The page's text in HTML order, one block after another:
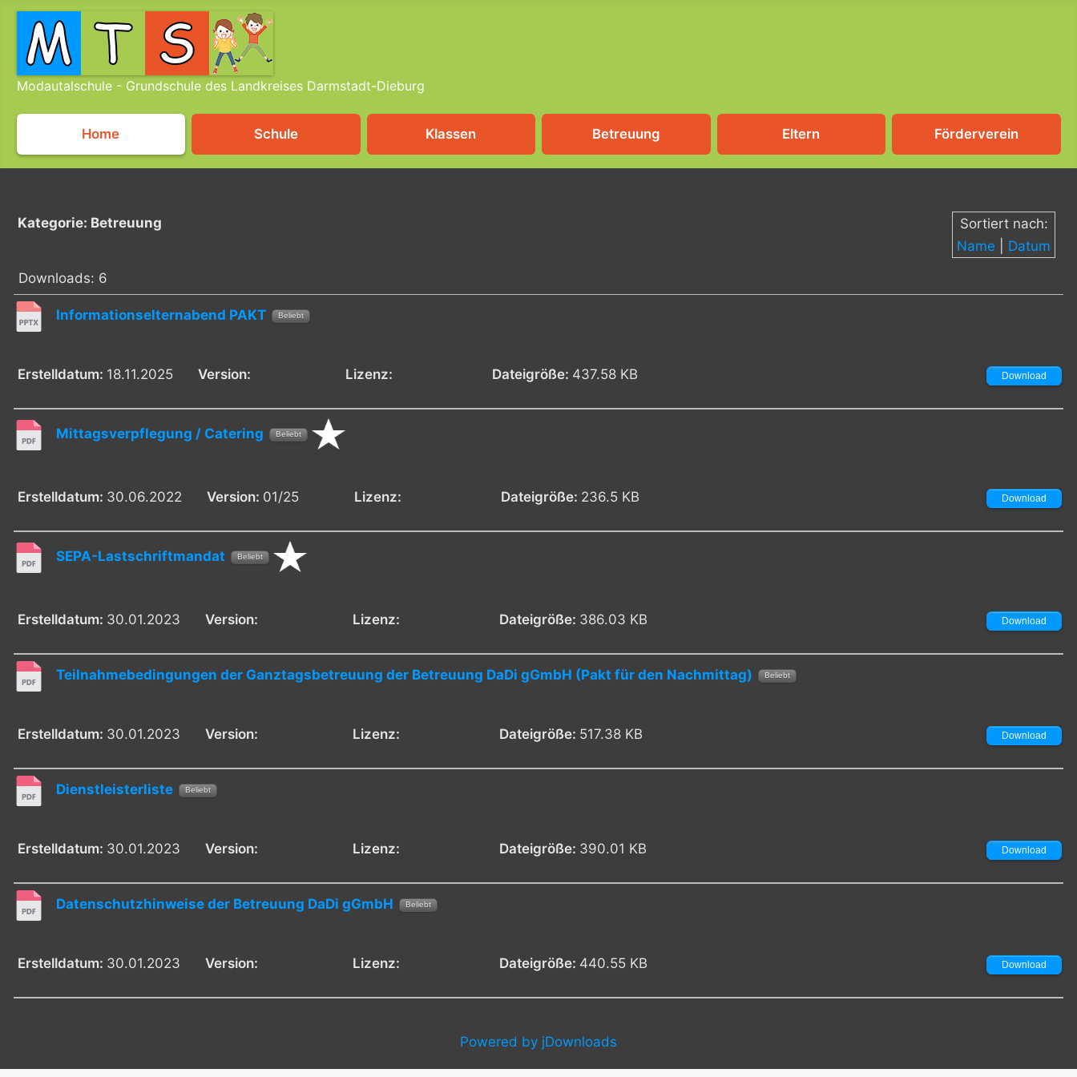
Modautalschule - Grundschule des Landkreises Darmstadt-Dieburg
Home Schule Klassen Betreuung Eltern Förderverein
Kategorie: Betreuung
Sortiert nach:
Name
Datum
Downloads: 6
Informationselternabend PAKT Beliebt
Erstelldatum: 18.11.2025 Version: Lizenz: Dateigröße: 437.58 KB Download
Mittagsverpflegung / Catering Beliebt
Erstelldatum: 30.06.2022 Version: 01/25 Lizenz: Dateigröße: 236.5 KB Download
SEPA-Lastschriftmandat Beliebt
Erstelldatum: 30.01.2023 Version: Lizenz: Dateigröße: 386.03 KB Download
Teilnahmebedingungen der Ganztagsbetreuung der Betreuung DaDi gGmbH (Pakt für den Nachmittag) Beliebt
Erstelldatum: 30.01.2023 Version: Lizenz: Dateigröße: 517.38 KB Download
Dienstleisterliste Beliebt
Erstelldatum: 30.01.2023 Version: Lizenz: Dateigröße: 390.01 KB Download
Datenschutzhinweise der Betreuung DaDi gGmbH Beliebt
Erstelldatum: 30.01.2023 Version: Lizenz: Dateigröße: 440.55 KB Download
Powered by jDownloads